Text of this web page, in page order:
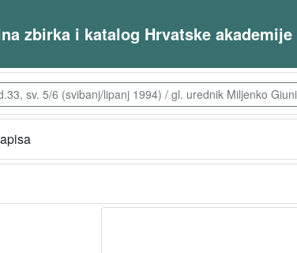
zbirka i katalog Hrvatske
sv. 5/6 (svibanj/lipanj 1994) / gl. urednik Miljenko